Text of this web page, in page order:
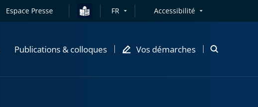
Espace Presse FR Accessibilité
Publications & colloques Vos démarches
Ouvrir